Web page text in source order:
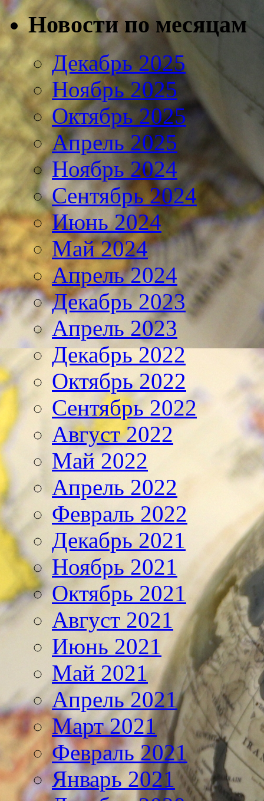
Новости по месяцам
Декабрь 2025
Ноябрь 2025
Октябрь 2025
Апрель 2025
Ноябрь 2024
Сентябрь 2024
Июнь 2024
Май 2024
Апрель 2024
Декабрь 2023
Апрель 2023
Декабрь 2022
Октябрь 2022
Сентябрь 2022
Август 2022
Май 2022
Апрель 2022
Февраль 2022
Декабрь 2021
Ноябрь 2021
Октябрь 2021
Август 2021
Июнь 2021
Май 2021
Апрель 2021
Март 2021
Февраль 2021
Январь 2021